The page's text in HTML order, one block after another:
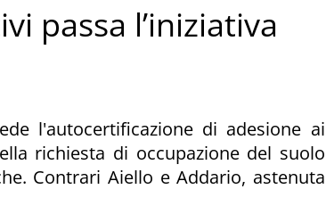
passa l’iniziativa
l'autocertificazione di adesione ai
richiesta di occupazione del suolo
Contrari Aiello e Addario, astenuta